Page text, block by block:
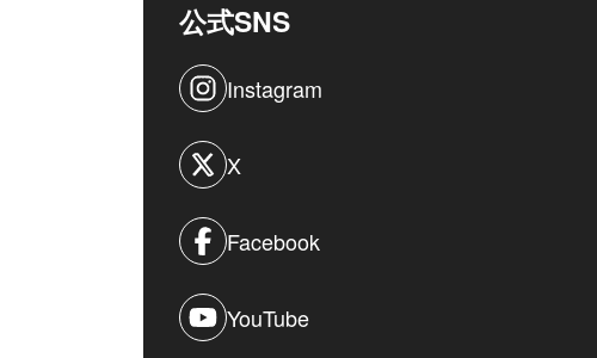
公式SNS
Instagram
X
Facebook
YouTube